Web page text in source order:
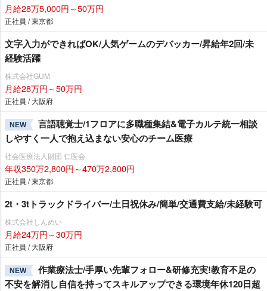
月給28万5,000円～50万円
正社員 / 東京都
文字入力ができればOK/人気ゲームのデバッカー/昇給年2回/未
経験活躍
株式会社GUM
月給28万円～50万円
正社員 / 大阪府
NEW
言語聴覚士/1フロアに多職種集結&電子カルテ統一相談
しやすく一人で抱え込まない安心のチーム医療
社会医療法人財団 仁医会
年収350万2,800円～470万2,800円
正社員 / 東京都
2t・3tトラックドライバー/土日祝休み/簡単/交通費支給/未経験可
株式会社しんめい
月給24万円～30万円
正社員 / 大阪府
NEW
作業療法士/手厚い先輩フォロー&研修充実!教育不足の
不安を解消し自信を持ってスキルアップできる環境年休120日超